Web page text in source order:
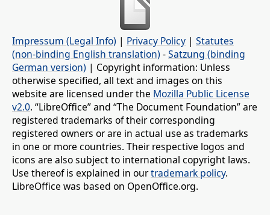
Impressum (Legal Info) | Privacy Policy | Statutes
(non-binding English translation) -Satzung (binding
German version) | Copyright information: Unless
otherwise specified, all text and images on this
website are licensed under the Mozilla Public License
v2.0. “LibreOffice” and “The Document Foundation” are
registered trademarks of their corresponding
registered owners or are in actual use as trademarks
in one or more countries. Their respective logos and
icons are also subject to international copyright laws.
Use thereof is explained in ourtrademark policy.
LibreOffice was based on OpenOffice.org.